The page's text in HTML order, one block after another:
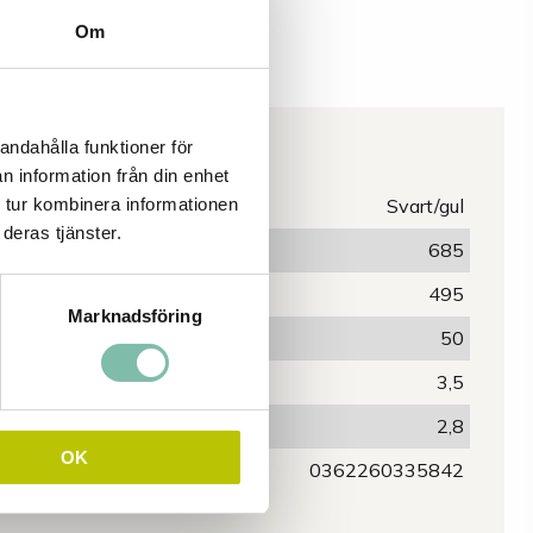
Om
funktioner för
information från din enhet
kombinera informationen
tjänster.
Marknadsföring
OK
Egenskaper
Färg
Svart/gul
Längd (mm)
685
495
Höjd (mm)
50
Vikt (kg)
3,5
Uppsamlingsvolym (L)
2,8
EAN
0362260335842